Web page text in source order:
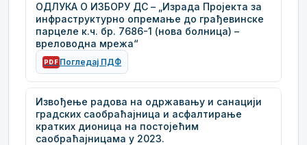
ОДЛУКА О ИЗБОРУ ДС – „Израда Пројекта за
инфраструктурно опремање до грађевинске
парцеле к.ч. бр. 7686-1 (нова болница) –
вреловодна мрежа“
PDF Погледај ПДФ
Извођење радова на одржавању и санацији
градских саобраћајница и асфалтирање
кратких дионица на постојећим
саобраћајницама у 2023.